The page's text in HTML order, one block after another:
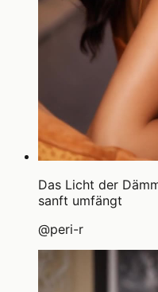
Das Licht der
sanft umfängt
@peri-r